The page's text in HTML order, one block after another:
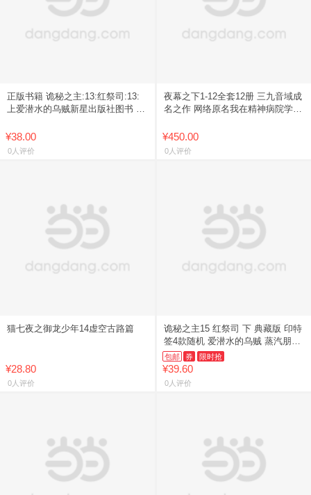
正版书籍 诡秘之主:13:红祭司:13:
上爱潜水的乌贼新星出版社图书 书
¥38.00
0人评价
夜幕之下1-12全套12册 三九音域成
名之作 网络原名我在精神病院学斩
作品 实体书新增番
¥450.00
0人评价
猫七夜之御龙少年14虚空古路篇
¥28.80
0人评价
诡秘之主15 红祭司 下 典藏版 印特
签4款随机 爱潜水的乌贼 蒸汽朋克
+克苏鲁奇幻文学小说 当当自营 xf
包邮 券 限时抢
¥39.60
0人评价